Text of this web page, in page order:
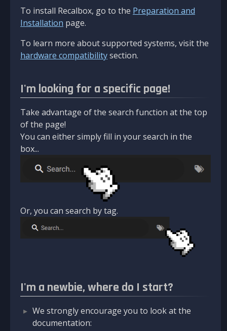
To install Recalbox, go to the Preparation and
Installation page.
To learn more about supported systems, visit the
hardware compatibilitysection.
I'm looking for a specific page!
Take advantage of the search function at the top
of the page!
You can either simply fill in your search in the
box...
Or, you can search by tag.
I'm a newbie, where do I start?
We strongly encourage you to look at the
documentation: